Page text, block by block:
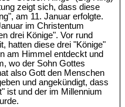
zeigt sich, dass diese
am 11. Januar erfolgte.
im Christentum
drei Könige". Vor rund
hatten diese drei "Könige"
am Himmel entdeckt und
wo der Sohn Gottes
also Gott den Menschen
und angekündigt, dass
ist und der im Millennium